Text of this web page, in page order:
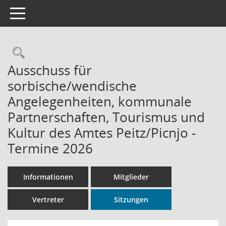
Toggle navigation
Rechercheauswahl
Ausschuss für
sorbische/wendische
Angelegenheiten, kommunale
Partnerschaften, Tourismus und
Kultur des Amtes Peitz/Picnjo -
Termine 2026
Informationen Mitglieder
Vertreter Sitzungen